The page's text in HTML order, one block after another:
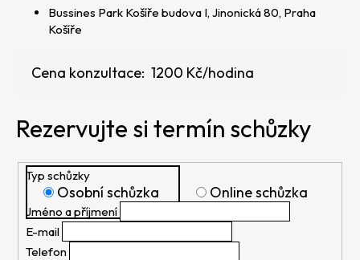
Bussines Park Košíře budova I, Jinonická 80, Praha
Košíře
Cena konzultace: 1200 Kč/hodina
Rezervujte si termín schůzky
Typ schůzky
Osobní schůzka Online schůzka
Jméno a příjmení
E-mail
Telefon